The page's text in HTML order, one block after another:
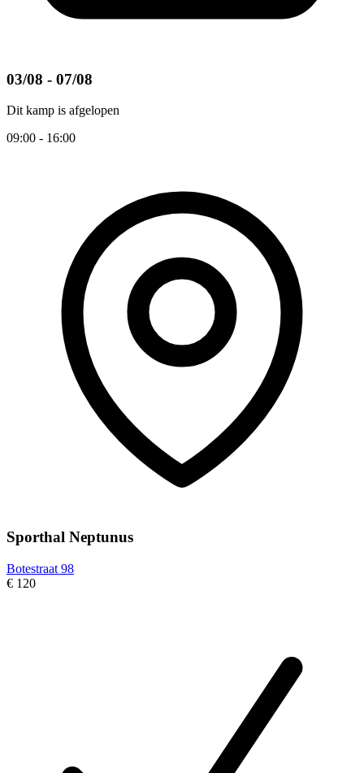
03/08 - 07/08
Dit kamp is afgelopen
09:00 - 16:00
Sporthal Neptunus
Botestraat 98
€ 120